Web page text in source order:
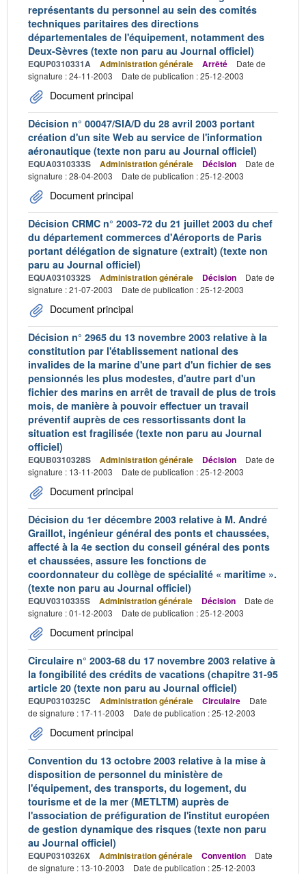
représentants du personnel au sein des comités
techniques paritaires des directions
départementales de l'équipement, notamment des
Deux-Sèvres (texte non paru au Journal officiel)
EQUP0310331A Administration générale Arrêté
Date de
signature : 24-11-2003
Date de publication : 25-12-2003
Document principal
Décision n° 00047/SIA/D du 28 avril 2003 portant
création d'un site Web au service de l'information
aéronautique (texte non paru au Journal officiel)
EQUA0310333S Administration générale Décision
Date de
signature : 28-04-2003
Date de publication : 25-12-2003
Document principal
Décision CRMC n° 2003-72 du 21 juillet 2003 du chef
du département commerces d'Aéroports de Paris
portant délégation de signature (extrait) (texte non
paru au Journal officiel)
EQUA0310332S Administration générale Décision
Date de
signature : 21-07-2003
Date de publication : 25-12-2003
Document principal
Décision n° 2965 du 13 novembre 2003 relative à la
constitution par l'établissement national des
invalides de la marine d'une part d'un fichier de ses
pensionnés les plus modestes, d'autre part d'un
fichier des marins en arrêt de travail de plus de trois
mois, de manière à pouvoir effectuer un travail
préventif auprès de ces ressortissants dont la
situation est fragilisée (texte non paru au Journal
officiel)
EQUB0310328S Administration générale Décision
Date de
signature : 13-11-2003
Date de publication : 25-12-2003
Document principal
Décision du 1er décembre 2003 relative à M. André
Graillot, ingénieur général des ponts et chaussées,
affecté à la 4e section du conseil général des ponts
et chaussées, assure les fonctions de
coordonnateur du collège de spécialité « maritime ».
(texte non paru au Journal officiel)
EQUV0310335S Administration générale Décision
Date de
signature : 01-12-2003
Date de publication : 25-12-2003
Document principal
Circulaire n° 2003-68 du 17 novembre 2003 relative à
la fongibilité des crédits de vacations (chapitre 31-95
article 20 (texte non paru au Journal officiel)
EQUP0310325C Administration générale Circulaire
Date
de signature : 17-11-2003
Date de publication : 25-12-2003
Document principal
Convention du 13 octobre 2003 relative à la mise à
disposition de personnel du ministère de
l'équipement, des transports, du logement, du
tourisme et de la mer (METLTM) auprès de
l'association de préfiguration de l'institut européen
de gestion dynamique des risques (texte non paru
au Journal officiel)
EQUP0310326X Administration générale Convention
Date
de signature : 13-10-2003
Date de publication : 25-12-2003